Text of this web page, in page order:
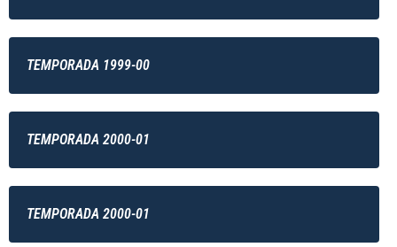
TEMPORADA 1999-00
TEMPORADA 2000-01
TEMPORADA 2000-01